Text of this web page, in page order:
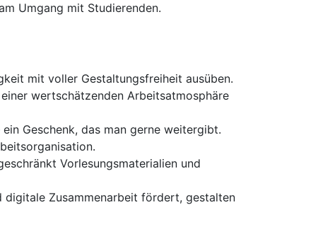
Umgang mit Studierenden.
mit voller Gestaltungsfreiheit ausüben.
wertschätzenden Arbeitsatmosphäre
Geschenk, das man gerne weitergibt.
Vorlesungsmaterialien und
digitale Zusammenarbeit fördert, gestalten